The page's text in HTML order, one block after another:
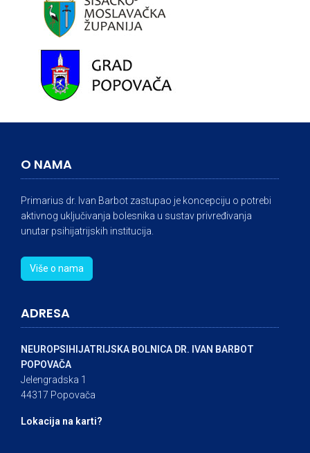
O NAMA
Primarius dr. Ivan Barbot zastupao je koncepciju o potrebi
aktivnog uključivanja bolesnika u sustav privređivanja
unutar psihijatrijskih institucija.
Više o nama
ADRESA
NEUROPSIHIJATRIJSKA BOLNICA DR. IVAN BARBOT
POPOVAČA
Jelengradska 1
44317 Popovača
Lokacija na karti?